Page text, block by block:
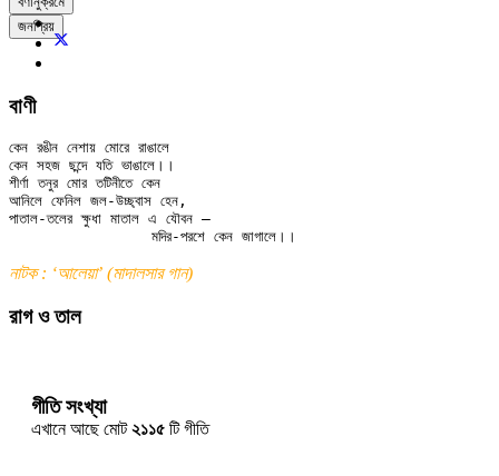
জনপ্রিয়
বাণী
কেন রঙীন নেশায় মোরে রাঙালে
কেন সহজ ছন্দে যতি ভাঙালে।।
শীর্ণা তনুর মোর তটিনীতে কেন
আনিলে ফেনিল জল-উচ্ছ্বাস হেন,
পাতাল-তলের ক্ষুধা মাতাল এ যৌবন —
নাটক : ‘আলেয়া’ (মাদালসার গান)
রাগ ও তাল
গীতি সংখ্যা
এখানে আছে মোট২১১৫ টি গীতি